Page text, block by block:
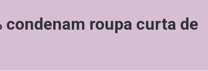
condenam roupa curta de